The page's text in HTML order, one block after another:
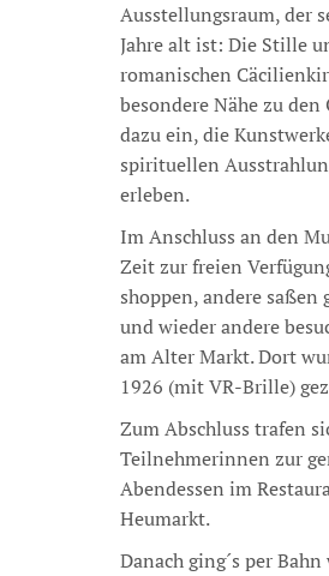
Ausstellungsraum, der
Jahre alt ist: Die Stille
romanischen
besondere Nähe zu
dazu ein, die
spirituellen
erleben.
Im Anschluss an den
Zeit zur freien
shoppen, andere saßen
und wieder andere
am Alter Markt. Dort
1926 (mit VR-Brille)
Zum Abschluss trafen
Teilnehmerinnen zur
Abendessen im
Heumarkt.
Danach ging´s per